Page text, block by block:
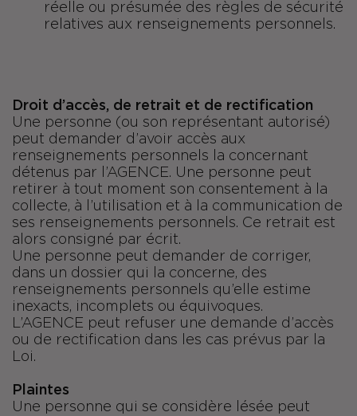
réelle ou présumée des règles de sécurité
relatives aux renseignements personnels.
Droit d’accès, de retrait et de rectification
Une personne (ou son représentant autorisé)
peut demander d’avoir accès aux
renseignements personnels la concernant
détenus par l’AGENCE. Une personne peut
retirer à tout moment son consentement à la
collecte, à l’utilisation et à la communication de
ses renseignements personnels. Ce retrait est
alors consigné par écrit.
Une personne peut demander de corriger,
dans un dossier qui la concerne, des
renseignements personnels qu’elle estime
inexacts, incomplets ou équivoques.
L’AGENCE peut refuser une demande d’accès
ou de rectification dans les cas prévus par la
Loi.
Plaintes
Une personne qui se considère lésée peut